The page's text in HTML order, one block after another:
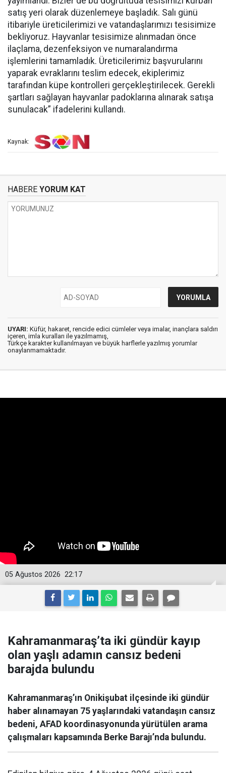
satış yeri olarak düzenlemeye başladık. Salı günü
itibariyle üreticilerimizi ve vatandaşlarımızı tesisimize
bekliyoruz. Hayvanlar tesisimize alınmadan önce
ilaçlama, dezenfeksiyon ve numaralandırma
işlemlerini tamamladık. Üreticilerimiz başvurularını
yaparak evraklarını teslim edecek, ekiplerimiz
tarafından küpe kontrolleri gerçekleştirilecek. Gerekli
şartları sağlayan hayvanlar padoklarına alınarak satışa
sunulacak” ifadelerini kullandı.
Kaynak:
HABERE YORUM KAT
UYARI: Küfür, hakaret, rencide edici cümleler veya imalar, inançlara saldırı
içeren, imla kuralları ile yazılmamış,
Türkçe karakter kullanılmayan ve büyük harflerle yazılmış yorumlar
onaylanmamaktadır.
22:17
05 Ağustos 2026
Kahramanmaraş’ta iki gündür kayıp
olan yaşlı adamın cansız bedeni
barajda bulundu
Kahramanmaraş’ın Onikişubat ilçesinde iki gündür
haber alınamayan 75 yaşlarındaki vatandaşın cansız
bedeni, AFAD koordinasyonunda yürütülen arama
çalışmaları kapsamında Berke Barajı’nda bulundu.